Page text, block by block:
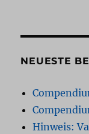
NEUESTE
Hinweis: